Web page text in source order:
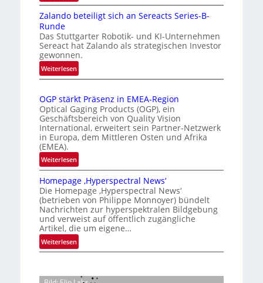
n
e
k
n
n
g
a
t
s
r
e
K
o
n
o
l
l
e
I
n
e
r
n
a
o
n
a
l
V
i
s
i
o
n
N
i
h
Zalando beteiligt sich an Sereacts Series-B-
Runde
Das Stuttgarter Robotik- und KI-Unternehmen
Sereact hat Zalando als strategischen Investor
gewonnen.
Weiterlesen:
Z
l
a
n
d
e
t
e
i
l
i
g
t
c
OGP stärkt Präsenz in EMEA-Region
Optical Gaging Products (OGP), ein
Geschäftsbereich von Quality Vision
International, erweitert sein Partner-Netzwerk
in Europa, dem Mittleren Osten und Afrika
(EMEA).
Weiterlesen:
O
G
P
s
t
ä
r
k
Homepage ‚Hyperspectral News‘
Die Homepage ‚Hyperspectral News‘
(betrieben von Philippe Monnoyer) bündelt
Nachrichten zur hyperspektralen Bildgebung
und verweist auf öffentlich zugängliche
Artikel, die um eigene…
Weiterlesen:
H
m